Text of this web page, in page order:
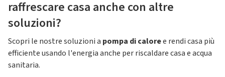
raffrescare casa anche con altre
soluzioni?
Scopri le nostre soluzioni a pompa di caloree rendi casa più
efficiente usando l'energia anche per riscaldare casa e acqua
sanitaria.